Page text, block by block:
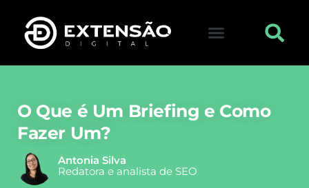
O Que é Um Briefing e Como
Fazer Um?
Antonia Silva
Redatora e analista de SEO